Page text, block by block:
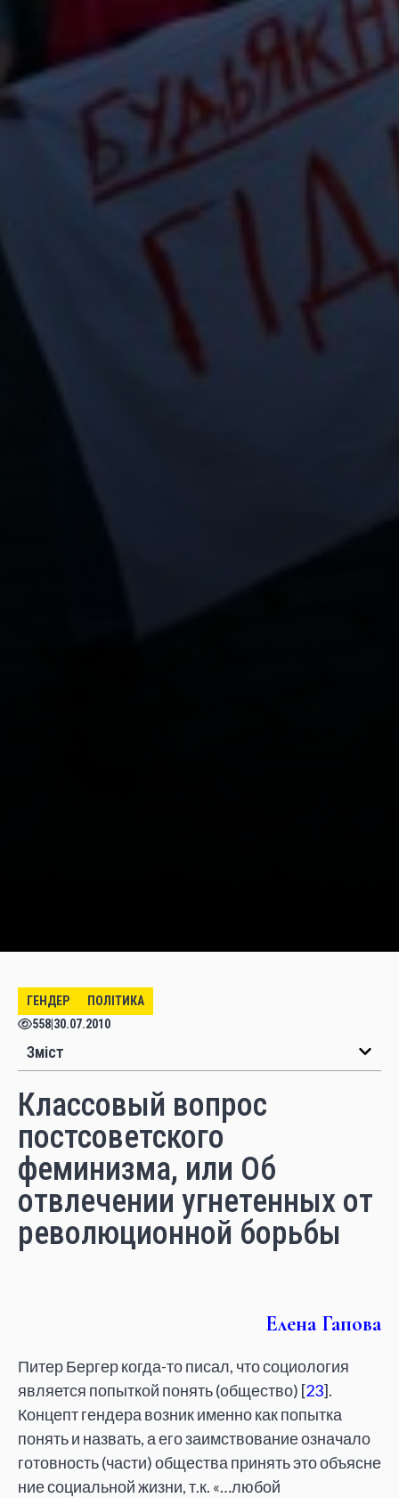
ГЕНДЕР
ПОЛІТИКА
558 30.07.2010
Зміст
Классовый вопрос
постсоветского
феминизма, или Об
отвлечении угнетенных от
революционной борьбы
Елена Гапова
Питер Бергер когда-то писал, что социология
является попыткой понять (общество) [23].
Концепт гендера возник именно как попытка
понять и назвать, а его заимствование означало
готовность (части) общества принять это объясне
ние социальной жизни, т.к. «…любой